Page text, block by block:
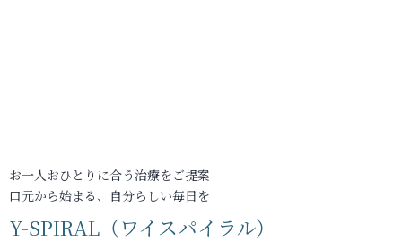
お一人おひとりに合う治療をご提案
口元から始まる、自分らしい毎日を
Y-SPIRAL（ワイスパイラル）